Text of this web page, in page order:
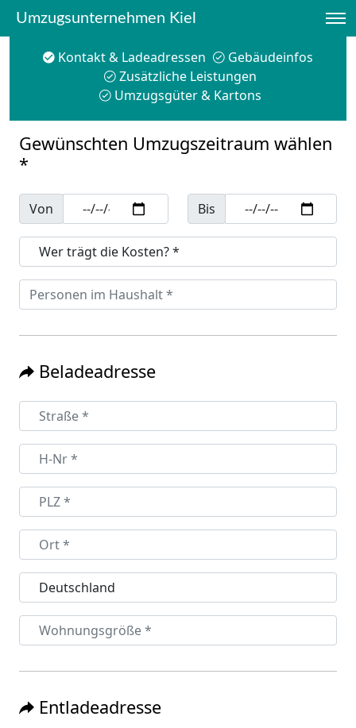
Umzugsunternehmen Kiel
Kontakt & Ladeadressen
Gebäudeinfos
Zusätzliche Leistungen
Umzugsgüter & Kartons
Gewünschten Umzugszeitraum wählen
*
Von Bis
Beladeadresse
Entladeadresse